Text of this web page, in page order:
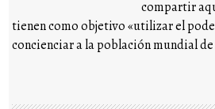
compartir
tienen como objetivo «utilizar el
concienciar a la población mundial